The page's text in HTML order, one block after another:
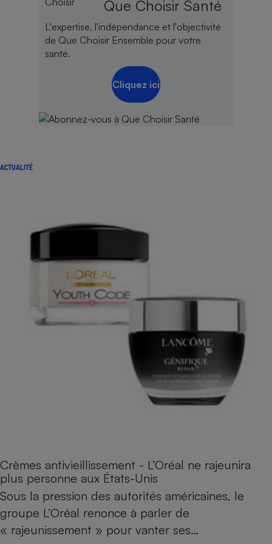
Que Choisir Santé
L'expertise, l'indépendance et l'objectivité
de Que Choisir Ensemble pour votre
santé.
Cliquez ici
ACTUALITÉ
Crèmes antivieillissement - L’Oréal ne rajeunira
plus personne aux États-Unis
Sous la pression des autorités américaines, le
groupe L’Oréal renonce à parler de
« rajeunissement » pour vanter ses…